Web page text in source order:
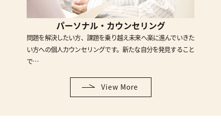
パーソナル・カウンセリング
問題を解決したい方、課題を乗り越え未来へ楽に進んでいきた
い方への個人カウンセリングです。新たな自分を発見すること
で…
View More